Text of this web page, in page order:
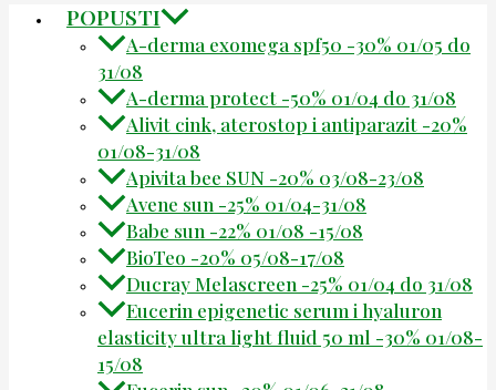
POPUSTI
A-derma exomega spf50 -30% 01/05 do
31/08
A-derma protect -50% 01/04 do 31/08
Alivit cink, aterostop i antiparazit -20%
01/08-31/08
Apivita bee SUN -20% 03/08-23/08
Avene sun -25% 01/04-31/08
Babe sun -22% 01/08 -15/08
BioTeo -20% 05/08-17/08
Ducray Melascreen -25% 01/04 do 31/08
Eucerin epigenetic serum i hyaluron
elasticity ultra light fluid 50 ml -30% 01/08-
15/08